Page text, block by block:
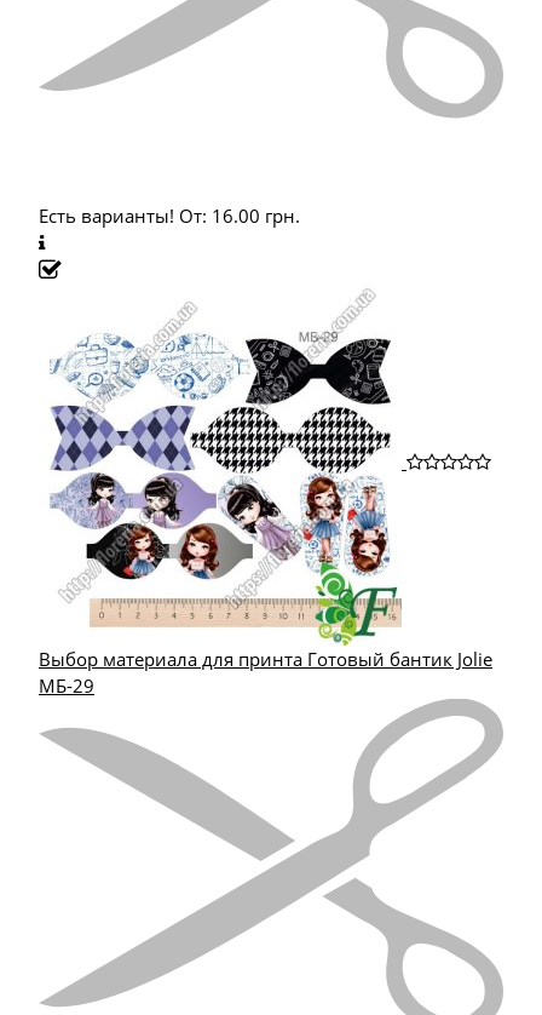
Есть варианты! От: 16.00 грн.
Выбор материала для принта Готовый бантик Jolie
МБ-29